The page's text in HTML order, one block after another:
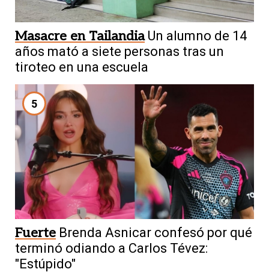
Masacre en Tailandia Un alumno de 14
años mató a siete personas tras un
tiroteo en una escuela
5
Fuerte Brenda Asnicar confesó por qué
terminó odiando a Carlos Tévez:
"Estúpido"